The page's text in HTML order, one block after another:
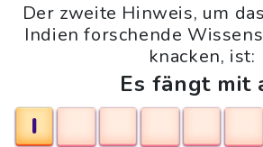
Der zweite Hinweis, um
Indien forschende
knacken, ist:
Es fängt mit
I